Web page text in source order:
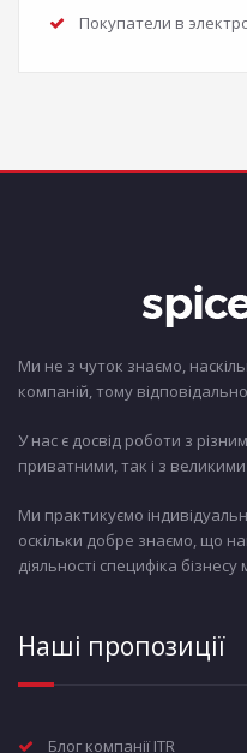
Покупатели в
Ми не з чуток знаємо,
компаній, тому
У нас є досвід роботи з
приватними, так і з
Ми практикуємо
оскільки добре знаємо, що
діяльності специфіка
Наші пропозиції
Блог компанії ITR